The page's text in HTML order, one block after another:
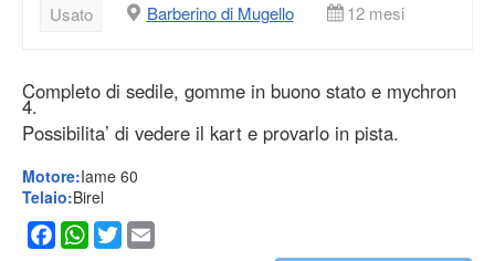
Usato Barberino di Mugello 12 mesi
Completo di sedile, gomme in buono stato e mychron
4.
Possibilita’ di vedere il kart e provarlo in pista.
Motore:Iame 60
Telaio:Birel
Facebook
WhatsApp
Twitter